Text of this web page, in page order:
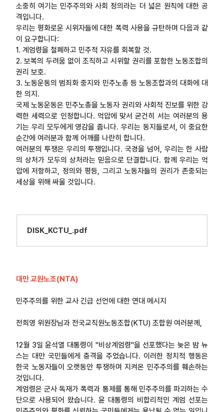
소중히 여기는 민주주의와 사회 정의라는 더 넓은 원칙에 대한 공
격입니다.
우리는 평화로운 시위자들에 대한 폭력 사용을 규탄하며 다음과 같
이 요구합니다:
1. 계엄령을 철폐하고 민주적 자유를 회복할 것.
2. 보복의 두려움 없이 조직하고 시위할 권리를 포함한 노동조합의
권리 보호.
3. 노동운동의 범죄화 중지와 민주노총 등 노동조합과의 대화에 대
한 의지.
국제 노동운동은 민주노총을 노동자 권리와 사회적 진보를 위한 강
력한 세력으로 인정합니다. 억압에 맞서 굳건히 서는 여러분의 용
기는 우리 모두에게 영감을 줍니다. 우리는 동지들로서, 이 중요한
순간에 여러분과 함께 어깨를 나란히 합니다.
여러분의 투쟁은 우리의 투쟁입니다. 국경을 넘어, 우리는 한 사람
의 상처가 모두의 상처라는 믿음으로 단결합니다. 함께 우리는 억
압에 저항하고, 정의와 평등, 그리고 노동자들의 권리가 존중되는
세상을 위해 싸울 것입니다.
DISK_KCTU_.pdf
대만 교원노조(NTA)
민주주의를 위한 교사 긴급 선언에 대한 연대 메시지
전희영 위원장님과 전국교직원노동조합(KTU) 조합원 여러분께,
12월 3일 윤석열 대통령이 "비상계엄령"을 선포했다는 늦은 밤 뉴
스는 대만 국민들에게 충격을 주었습니다. 이러한 정치적 행동은
한국 노동자들이 오랫동안 투쟁하며 지켜온 민주주의를 훼손하는
것입니다.
계엄령은 군사 독재가 폭력과 통제를 통해 민주주의를 파괴하는 수
단으로 사용되어 왔습니다. 윤 대통령의 비합리적인 계엄 선포는